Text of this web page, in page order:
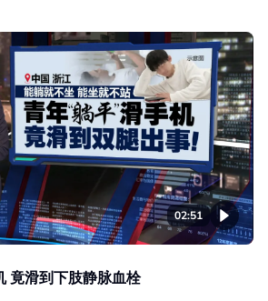
02:51
竟滑到下肢静脉血栓